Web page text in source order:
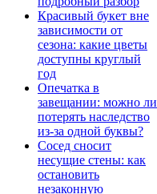
Красивый букет вне
зависимости от
сезона: какие цветы
доступны круглый
год
Опечатка в
завещании: можно ли
потерять наследство
из-за одной буквы?
Сосед сносит
несущие стены: как
остановить
незаконную